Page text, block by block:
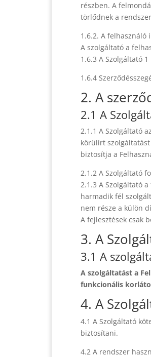
részben. A
törlődnek a
1.6.2. A
A szolgáltató a
1.6.3 A Szolgáltató
1.6.4
2. A
2.1 A
2.1.1 A Szolgáltató
körülírt szolgáltatást
biztosítja a
2.1.2 A Szolgáltató
2.1.3 A Szolgáltató
harmadik fél
nem része a külön
A fejlesztések csak
3. A
3.1 A
A szolgáltatást a
funkcionális
4. A
4.1 A Szolgáltató
biztosítani.
4.2 A rendszer